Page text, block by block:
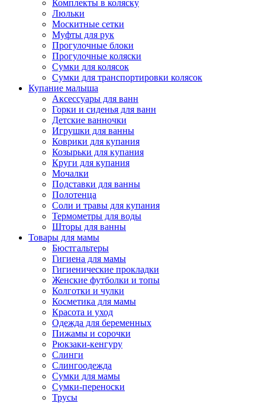
Комплекты в коляску
Люльки
Москитные сетки
Муфты для рук
Прогулочные блоки
Прогулочные коляски
Сумки для колясок
Сумки для транспортировки колясок
Купание малыша
Аксессуары для ванн
Горки и сиденья для ванн
Детские ванночки
Игрушки для ванны
Коврики для купания
Козырьки для купания
Круги для купания
Мочалки
Подставки для ванны
Полотенца
Соли и травы для купания
Термометры для воды
Шторы для ванны
Товары для мамы
Бюстгальтеры
Гигиена для мамы
Гигиенические прокладки
Женские футболки и топы
Колготки и чулки
Косметика для мамы
Красота и уход
Одежда для беременных
Пижамы и сорочки
Рюкзаки-кенгуру
Слинги
Слингоодежда
Сумки для мамы
Сумки-переноски
Трусы